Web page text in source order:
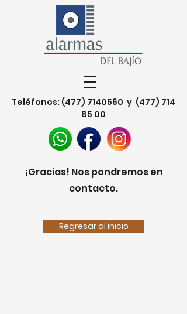
Teléfonos: (477) 7140560 y (477) 714
85 00
¡Gracias! Nos pondremos en
contacto.
Regresar al inicio